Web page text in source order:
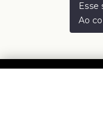
Esse
Ao